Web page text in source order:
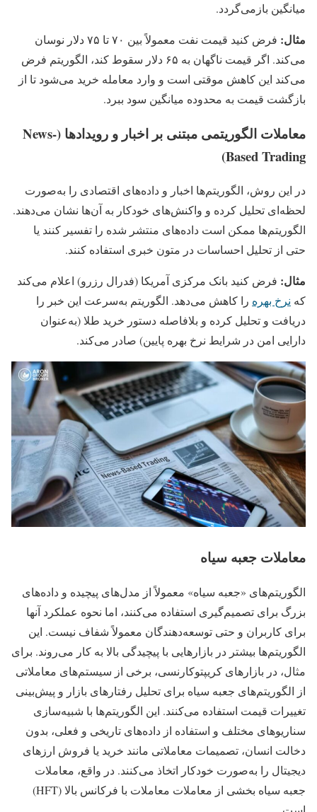
میانگین بازمی‌گردد.
مثال:
فرض کنید قیمت نفت معمولاً بین ۷۰ تا ۷۵ دلار نوسان
می‌کند. اگر قیمت ناگهان به ۶۵ دلار سقوط کند، الگوریتم فرض
می‌کند این کاهش موقتی است و وارد معامله خرید می‌شود تا از
بازگشت قیمت به محدوده میانگین سود ببرد.
معاملات الگوریتمی مبتنی بر اخبار و رویدادها (News-
Based Trading)
در این روش، الگوریتم‌ها اخبار و داده‌های اقتصادی را به‌صورت
لحظه‌ای تحلیل کرده و واکنش‌های خودکار به آن‌ها نشان می‌دهند.
الگوریتم‌ها ممکن است داده‌های منتشر شده را تفسیر کنند یا
حتی از تحلیل احساسات در متون خبری استفاده کنند.
مثال: فرض کنید بانک مرکزی آمریکا (فدرال رزرو) اعلام می‌کند
که نرخ بهره را کاهش می‌دهد. الگوریتم به‌سرعت این خبر را
دریافت و تحلیل کرده و بلافاصله دستور خرید طلا (به‌عنوان
دارایی امن در شرایط نرخ بهره پایین) صادر می‌کند.
معاملات جعبه سیاه
الگوریتم‌های «جعبه سیاه» معمولاً از مدل‌های پیچیده و داده‌های
بزرگ برای تصمیم‌گیری استفاده می‌کنند، اما نحوه عملکرد آنها
برای کاربران و حتی توسعه‌دهندگان معمولاً شفاف نیست. این
الگوریتم‌ها بیشتر در بازارهایی با پیچیدگی بالا به کار می‌روند. برای
مثال، در بازارهای کریپتوکارنسی، برخی از سیستم‌های معاملاتی
از الگوریتم‌های جعبه سیاه برای تحلیل رفتارهای بازار و پیش‌بینی
تغییرات قیمت استفاده می‌کنند. این الگوریتم‌ها با شبیه‌سازی
سناریوهای مختلف و استفاده از داده‌های تاریخی و فعلی، بدون
دخالت انسان، تصمیمات معاملاتی مانند خرید یا فروش ارزهای
دیجیتال را به‌صورت خودکار اتخاذ می‌کنند. در واقع، معاملات
جعبه سیاه بخشی از معاملات معاملات با فرکانس بالا (HFT)